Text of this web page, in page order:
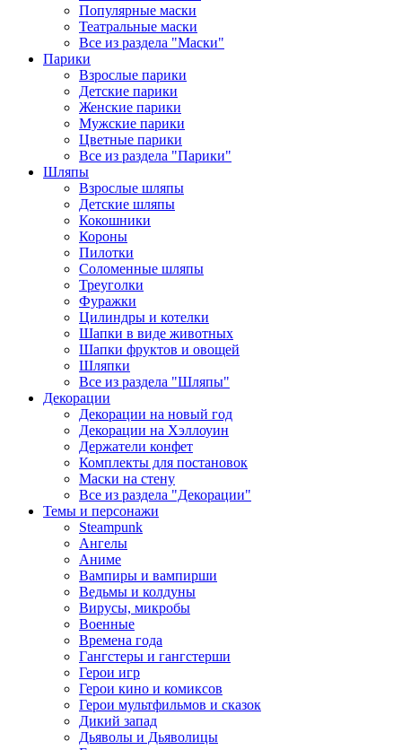
Популярные маски
Театральные маски
Все из раздела "Маски"
Парики
Взрослые парики
Детские парики
Женские парики
Мужские парики
Цветные парики
Все из раздела "Парики"
Шляпы
Взрослые шляпы
Детские шляпы
Кокошники
Короны
Пилотки
Соломенные шляпы
Треуголки
Фуражки
Цилиндры и котелки
Шапки в виде животных
Шапки фруктов и овощей
Шляпки
Все из раздела "Шляпы"
Декорации
Декорации на новый год
Декорации на Хэллоуин
Держатели конфет
Комплекты для постановок
Маски на стену
Все из раздела "Декорации"
Темы и персонажи
Steampunk
Ангелы
Аниме
Вампиры и вампирши
Ведьмы и колдуны
Вирусы, микробы
Военные
Времена года
Гангстеры и гангстерши
Герои игр
Герои кино и комиксов
Герои мультфильмов и сказок
Дикий запад
Дьяволы и Дьяволицы